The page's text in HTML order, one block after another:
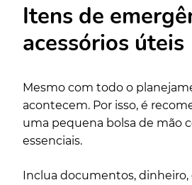
Itens de
acessórios úteis
Mesmo com todo o
acontecem. Por isso, é
uma pequena bolsa de mão
essenciais.
Inclua documentos, dinheiro,